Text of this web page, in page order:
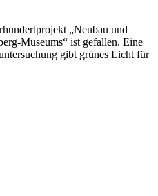
„Neubau und
Museums“ ist gefallen. Eine
gibt grünes Licht für